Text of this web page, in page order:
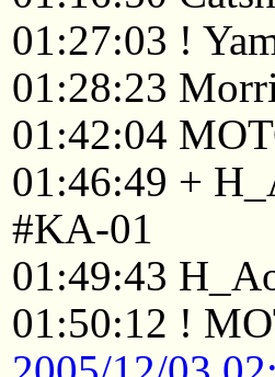
01:27:03 !
01:28:23
01:42:04
01:46:49 +
#KA-01
01:49:43
01:50:12 !